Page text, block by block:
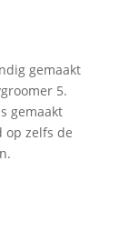
gemaakt
5.
gemaakt
op zelfs de